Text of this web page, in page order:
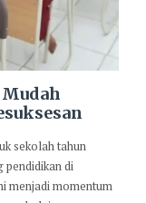
sekolah tahun
pendidikan di
menjadi momentum